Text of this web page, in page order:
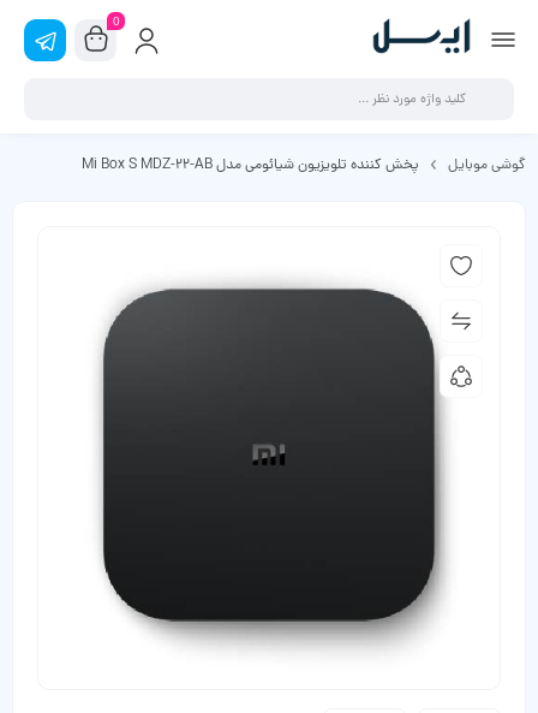
0
گوشی موبایل پخش کننده تلویزیون شیائومی مدل Mi Box S MDZ-22-AB